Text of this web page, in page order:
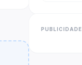
PUBLICIDADE